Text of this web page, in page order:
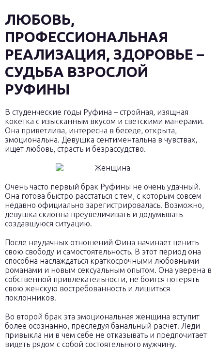
ЛЮБОВЬ,
ПРОФЕССИОНАЛЬНАЯ
РЕАЛИЗАЦИЯ, ЗДОРОВЬЕ –
СУДЬБА ВЗРОСЛОЙ
РУФИНЫ
В студенческие годы Руфина – стройная, изящная
кокетка с изысканным вкусом и светскими манерами.
Она приветлива, интересна в беседе, открыта,
эмоциональна. Девушка сентиментальна в чувствах,
ищет любовь, страсть и безрассудство.
Очень часто первый брак Руфины не очень удачный.
Она готова быстро расстаться с тем, с которым совсем
недавно официально зарегистрировалась. Возможно,
девушка склонна преувеличивать и додумывать
создавшуюся ситуацию.
После неудачных отношений Фина начинает ценить
свою свободу и самостоятельность. В этот период она
способна наслаждаться краткосрочными любовными
романами и новым сексуальным опытом. Она уверена в
собственной привлекательности, не боится потерять
свою женскую востребованность и лишиться
поклонников.
Во второй брак эта эмоциональная женщина вступит
более осознанно, преследуя банальный расчет. Леди
привыкла ни в чем себе не отказывать и предпочитает
видеть рядом с собой состоятельного мужчину.